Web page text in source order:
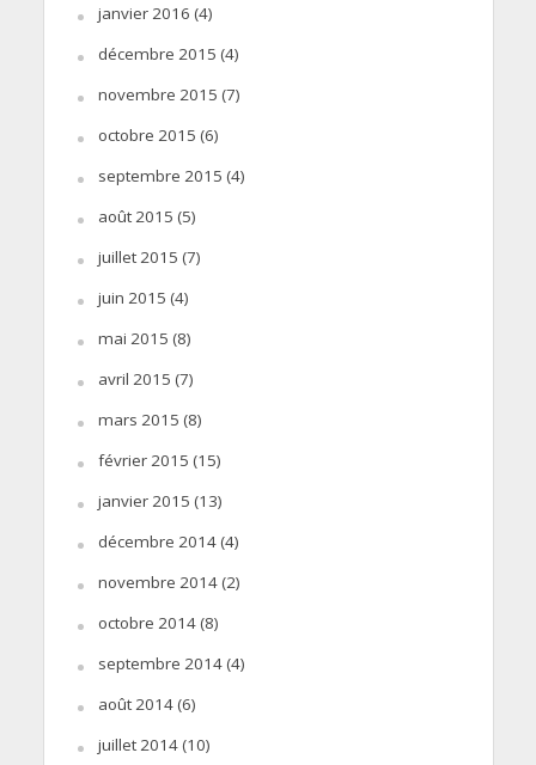
janvier 2016 (4)
décembre 2015 (4)
novembre 2015 (7)
octobre 2015 (6)
septembre 2015 (4)
août 2015 (5)
juillet 2015 (7)
juin 2015 (4)
mai 2015 (8)
avril 2015 (7)
mars 2015 (8)
février 2015 (15)
janvier 2015 (13)
décembre 2014(4)
novembre 2014(2)
octobre 2014(8)
septembre 2014(4)
août 2014(6)
juillet 2014(10)